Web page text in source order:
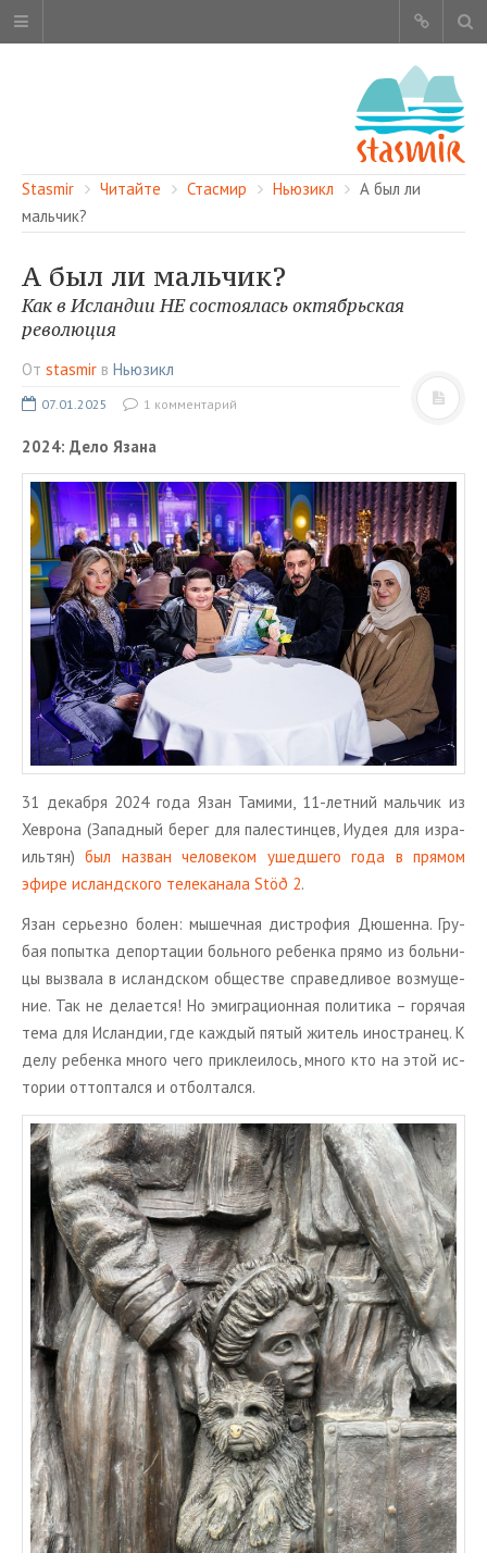
АВТОРЫ
НАШИ УСЛУГИ
ТУРЫ В ИСЛАНДИЮ
ЗАКАЖИТЕ ТУР
ОТЗЫВЫ
МЕТА
Войти
Лента записей
Лента комментариев
WordPress.org
Stasmir Читайте Стасмир Ньюзикл
А был ли
мальчик?
А был ли мальчик?
Как в Исландии НЕ состоялась октябрьская
революция
От stasmir в Ньюзикл
07.01.2025 1 комментарий
2024: Дело Язана
31 де­каб­ря 2024 года Язан Та­ми­ми, 11-лет­ний маль­чик из
Хев­ро­на (За­пад­ный берег для па­ле­стин­цев, Иудея для из­ра­
иль­тян)был на­зван че­ло­ве­ком ушед­ше­го года в пря­мом
эфире ис­ланд­ско­го те­ле­ка­на­ла Stöð 2.
Язан се­рьез­но болен: мы­шеч­ная дис­тро­фия Дю­шен­на. Гру­
бая по­пыт­ка де­пор­та­ции боль­но­го ре­бен­ка прямо из боль­ни­
цы вы­зва­ла в ис­ланд­ском об­ще­стве спра­вед­ли­вое воз­му­ще­
ние. Так не де­ла­ет­ся! Но эми­гра­ци­он­ная по­ли­ти­ка – го­ря­чая
тема для Ис­лан­дии, где каж­дый пятый жи­тель ино­стра­нец. К
делу ре­бен­ка много чего при­кле­и­лось, много кто на этой ис­
то­рии от­топ­тал­ся и от­бол­тал­ся.